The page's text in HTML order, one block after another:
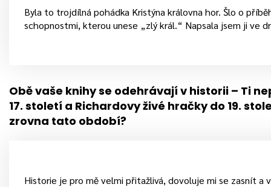
Byla to trojdílná pohádka Kristýna královna hor. Šlo o
schopnostmi, kterou unese „zlý král.“ Napsala jsem ji ve
Obě vaše knihy se odehrávají v historii – Ti
17. století a Richardovy živé hračkydo 19.
zrovna tato období?
Historie je pro mě velmi přitažlivá, dovoluje mi se zasnít a